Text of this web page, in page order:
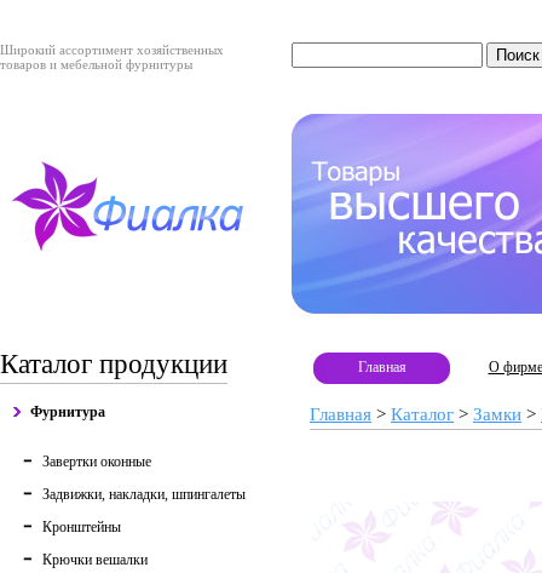
Широкий ассортимент хозяйственных
товаров и мебельной фурнитуры
Каталог продукции
Фурнитура
Завертки оконные
Задвижки, накладки, шпингалеты
Кронштейны
Крючки вешалки
Главная О фирме
Главная > Каталог > Замки >